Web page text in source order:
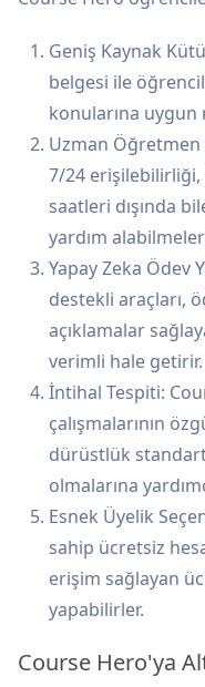
Geniş Kaynak
belgesi ile
konularına
Uzman Öğretmen
7/24
saatleri dışında
yardım
Yapay Zeka Ödev
destekli araçları,
açıklamalar
verimli hale getirir.
İntihal Tespiti:
çalışmalarının
dürüstlük
olmalarına
Esnek Üyelik
sahip ücretsiz
erişim sağlayan
yapabilirler.
Course Hero'ya